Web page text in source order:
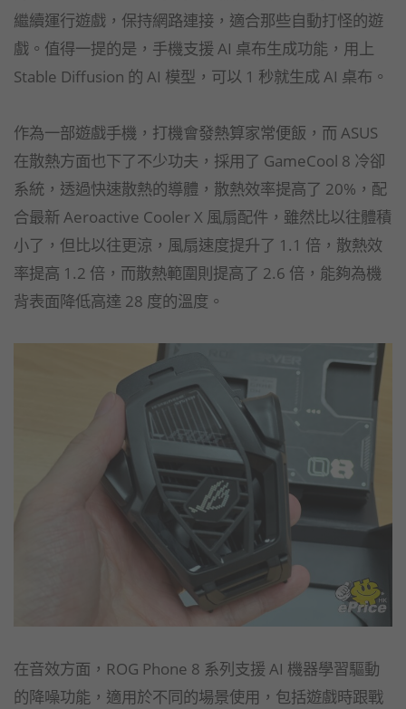
繼續運行遊戲，保持網路連接，適合那些自動打怪的遊
戲。值得一提的是，手機支援 AI 桌布生成功能，用上
Stable Diffusion 的 AI 模型，可以 1 秒就生成 AI 桌布。
作為一部遊戲手機，打機會發熱算家常便飯，而 ASUS
在散熱方面也下了不少功夫，採用了 GameCool 8 冷卻
系統，透過快速散熱的導體，散熱效率提高了 20%，配
合最新 Aeroactive Cooler X 風扇配件，雖然比以往體積
小了，但比以往更涼，風扇速度提升了 1.1 倍，散熱效
率提高 1.2 倍，而散熱範圍則提高了 2.6 倍，能夠為機
背表面降低高達 28 度的溫度。
在音效方面，ROG Phone 8 系列支援 AI 機器學習驅動
的降噪功能，適用於不同的場景使用，包括遊戲時跟戰